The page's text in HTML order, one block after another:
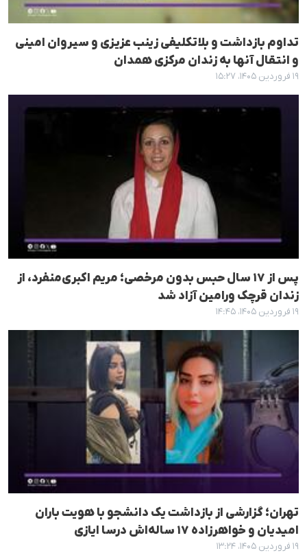
تداوم بازداشت و بلاتکلیفی زینب عزیزی و سیروان امینی
و انتقال آنها به زندان مرکزی همدان
۱۹ فروردین ۱۴۰۵، ۱۵:۲۷
پس از ۱۷ سال حبس بدون مرخصی؛ مریم اکبری‌منفرد، از
زندان قرچک ورامین آزاد شد
۱۹ فروردین ۱۴۰۵، ۱۴:۴۵
تهران؛ گزارشی از بازداشت یک دانشجو با هویت باران
امیدیان و خواهرزاده ۱۷ ساله‌اش درسا ایازی
۱۹ فروردین ۱۴۰۵، ۱۳:۲۴